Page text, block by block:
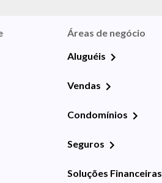
Áreas de negócio
Aluguéis
Vendas
Condomínios
Seguros
Soluções Financeiras